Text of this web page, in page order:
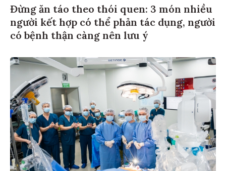
Đừng ăn táo theo thói quen: 3 món nhiều
người kết hợp có thể phản tác dụng, người
có bệnh thận càng nên lưu ý